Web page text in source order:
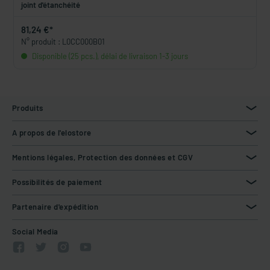
joint d'étanchéité
81,24 €*
N° produit : L0CC000B01
Disponible (25 pcs.), délai de livraison 1-3 jours
Produits
A propos de l'elostore
Mentions légales, Protection des données et CGV
Possibilités de paiement
Partenaire d'expédition
Social Media